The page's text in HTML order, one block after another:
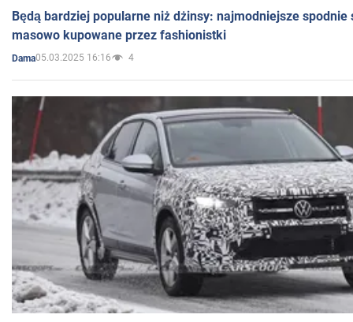
Będą bardziej popularne niż dżinsy: najmodniejsze spodnie
masowo kupowane przez fashionistki
Dama05.03.2025 16:16 4